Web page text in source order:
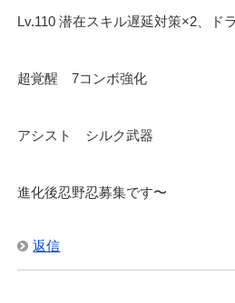
Lv.110 潜在スキル遅延対策×2、ド
超覚醒 7コンボ強化
アシスト シルク武器
進化後忍野忍募集です〜
返信